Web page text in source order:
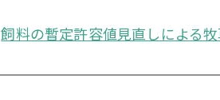
飼料の暫定許容値見直しによる